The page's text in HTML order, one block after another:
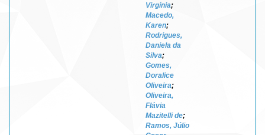
Virgínia;
Macedo,
Karen;
Rodrigues,
Daniela da
Silva;
Gomes,
Doralice
Oliveira;
Oliveira,
Flávia
Mazitelli de;
Ramos, Júlio